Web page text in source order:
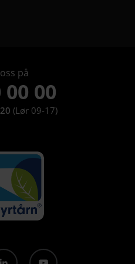
på
00 00
(Lør 09-17)